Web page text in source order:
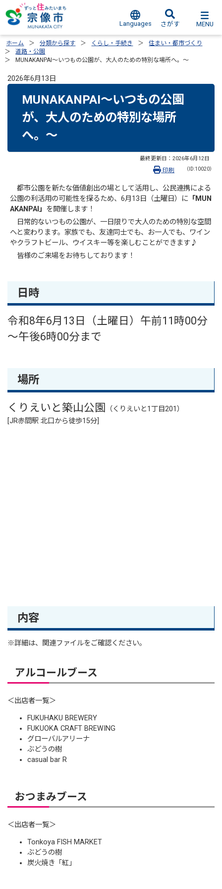
Languages さがす MENU
ホーム 分類から探す くらし・手続き
住まい・都市づくり
道路・公園
MUNAKANPAI～いつもの公園が、大人のための特別な場所へ。～
2026年6月13日
MUNAKANPAI～いつもの公園
が、大人のための特別な場所
へ。～
最終更新日： 2026年6月12日
（ID:10020）
印刷
都市公園を新たな価値創出の場として活用し、公民連携による
公園の利活用の可能性を探るため、6月13日（土曜日）に 「MUN
AKANPAI」 を開催します！
日常的ないつもの公園が、一日限りで大人のための特別な空間
へと変わります。家族でも、友達同士でも、お一人でも、ワイン
やクラフトビール、ウイスキー等を楽しむことができます♪
皆様のご来場をお待ちしております！
日時
令和8年6月13日（土曜日）午前11時00分
～午後6時00分まで
場所
くりえいと築山公園
（くりえいと1丁目201）
[JR赤間駅 北口から徒歩15分]
内容
※詳細は、関連ファイルをご確認ください。
アルコールブース
＜出店者一覧＞
FUKUHAKU BREWERY
FUKUOKA CRAFT BREWING
グローバルアリーナ
ぶどうの樹
casual bar R
おつまみブース
＜出店者一覧＞
Tonkoya FISH MARKET
ぶどうの樹
炭火焼き「紅」